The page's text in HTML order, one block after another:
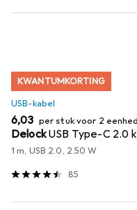
KWANTUMKORTING
USB-kabel
EUR
6,03 per stuk voor 2
DelockUSB Type-C 2.0
1 m, USB 2.0, 2.50 W
85